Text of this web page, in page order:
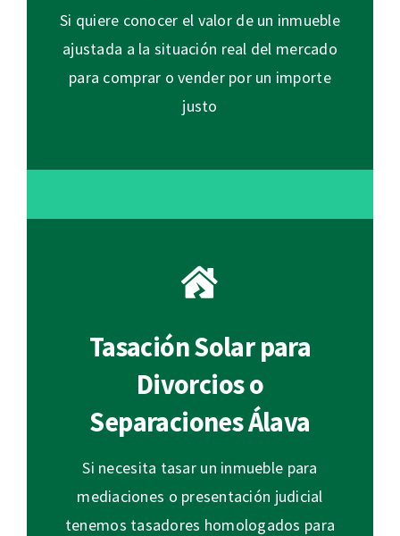
Si quiere conocer el valor de un inmueble
ajustada a la situación real del mercado
para comprar o vender por un importe
justo
Tasación Solar para
Divorcios o
Separaciones Álava
Si necesita tasar un inmueble para
mediaciones o presentación judicial
tenemos tasadores homologados para